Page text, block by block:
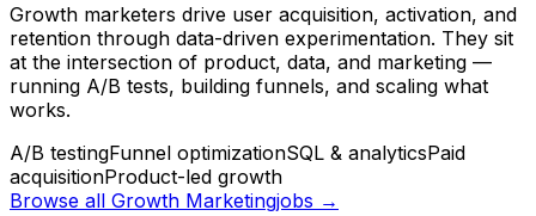
Growth marketers drive user acquisition, activation, and
retention through data-driven experimentation. They sit
at the intersection of product, data, and marketing —
running A/B tests, building funnels, and scaling what
works.
A/B testingFunnel optimizationSQL & analyticsPaid
acquisitionProduct-led growth
Browse all Growth Marketingjobs →